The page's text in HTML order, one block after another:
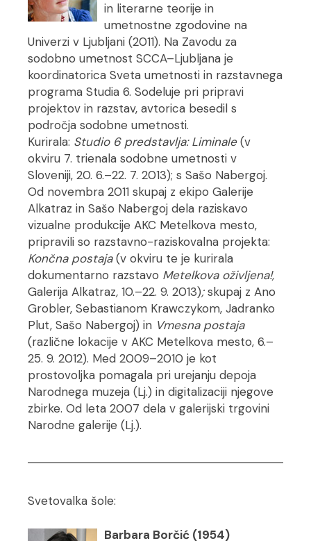
in literarne teorije in
umetnostne zgodovine na
Univerzi v Ljubljani (2011). Na Zavodu za
sodobno umetnost SCCA–Ljubljana je
koordinatorica Sveta umetnosti in razstavnega
programa Studia 6. Sodeluje pri pripravi
projektov in razstav, avtorica besedil s
področja sodobne umetnosti.
Kurirala: Studio 6 predstavlja: Liminale(v
okviru 7. trienala sodobne umetnosti v
Sloveniji, 20. 6.–22. 7. 2013); s Sašo Nabergoj.
Od novembra 2011 skupaj z ekipo Galerije
Alkatraz in Sašo Nabergoj dela raziskavo
vizualne produkcije AKC Metelkova mesto,
pripravili so razstavno-raziskovalna projekta:
Končna postaja(v okviru te je kurirala
dokumentarno razstavo Metelkova oživljena!,
Galerija Alkatraz,10.–22. 9. 2013);skupaj z Ano
Grobler, Sebastianom Krawczykom, Jadranko
Plut, Sašo Nabergoj) in Vmesna postaja
(različne lokacije v AKC Metelkova mesto, 6.–
25. 9. 2012). Med 2009–2010 je kot
prostovoljka pomagala pri urejanju depoja
Narodnega muzeja (Lj.) in digitalizaciji njegove
zbirke. Od leta 2007 dela v galerijski trgovini
Narodne galerije (Lj.).
Svetovalka šole:
Barbara Borčić (1954)